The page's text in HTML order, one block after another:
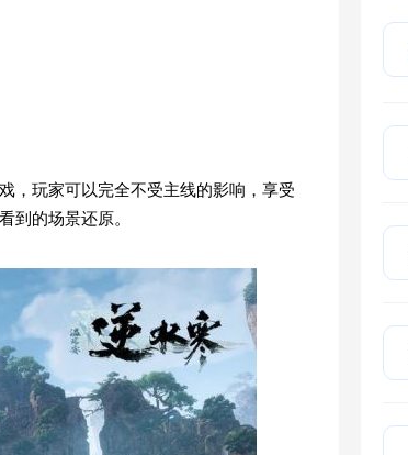
，玩家可以完全不受主线的影响，享受
到的场景还原。